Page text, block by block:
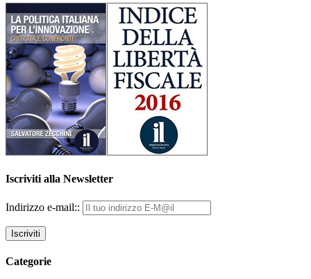
Iscriviti alla Newsletter
Indirizzo e-mail::
Categorie